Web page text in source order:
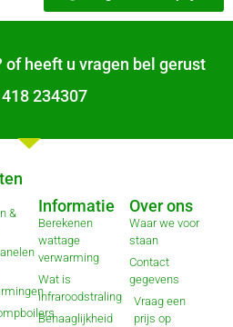
heeft u vragen bel gerust
234307
&
Informatie
Berekenen
wattage
verwarming
Wat is
infraroodstraling
Behaaglijkheid
Over ons
Waar we voor
staan
Contact
gegevens
Vraag een
prijs op